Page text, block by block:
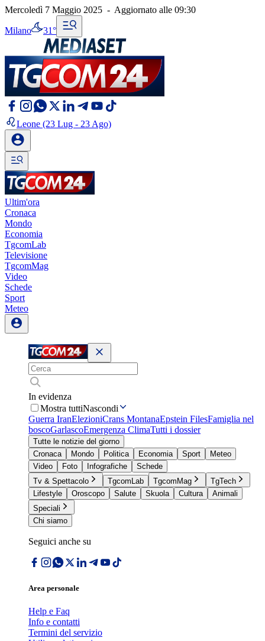
Mercoledì 7 Maggio 2025 - Aggiornato alle 09:30
Milano 31°
Leone (23 Lug - 23 Ago)
Ultim'ora
Cronaca
Mondo
Economia
TgcomLab
Televisione
TgcomMag
Video
Schede
Sport
Meteo
In evidenza
Mostra tuttiNascondi
Guerra IranElezioniCrans MontanaEpstein FilesFamiglia nel
boscoGarlascoEmergenza ClimaTutti i dossier
Tutte le notizie del giorno
Cronaca
Mondo Politica Economia Sport
Meteo
Video
Foto Infografiche
Schede
Tv & Spettacolo
TgcomLab TgcomMag
TgTech
Lifestyle
Oroscopo Salute Skuola Cultura
Animali
Speciali
Chi siamo
Seguici anche su
Area personale
Help e Faq
Info e contatti
Termini del servizio